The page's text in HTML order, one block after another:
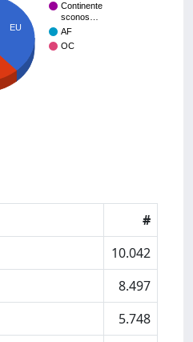
Continente
sconos…
AF
OC
EU
#
10.042
8.497
5.748